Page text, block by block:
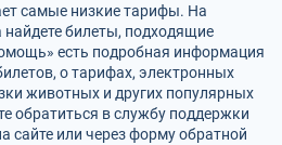
самые низкие тарифы. На
найдете билеты, подходящие
есть подробная информация
о тарифах, электронных
животных и других популярных
обратиться в службу поддержки
сайте или через форму обратной